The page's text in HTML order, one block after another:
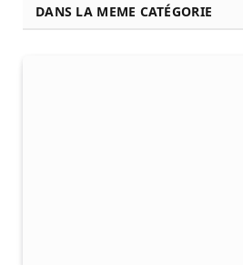
DANS LA MEME CATÉGORIE